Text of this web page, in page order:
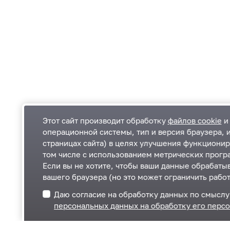
Одинцовский городской округ Московской
области
143000, Московская область, г. Одинцово,
ул. Маршала Жукова, д. 28 +7 495 181-90-00
ВКонтакте
Этот сайт производит обработку файлов cookie
операционной системы, тип и версия браузера,
страницах сайта) в целях улучшения
том числе с использованием метрических
Если вы не хотите, чтобы ваши данные
вашего браузера (но это может ограничить
Даю согласие на обработку данных по
персональных данных на обработку его